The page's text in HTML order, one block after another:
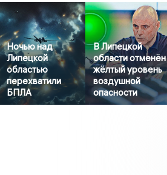
Ночью над
Липецкой
областью
перехватили
БПЛА
В Липецкой
области отменён
жёлтый уровень
воздушной
опасности